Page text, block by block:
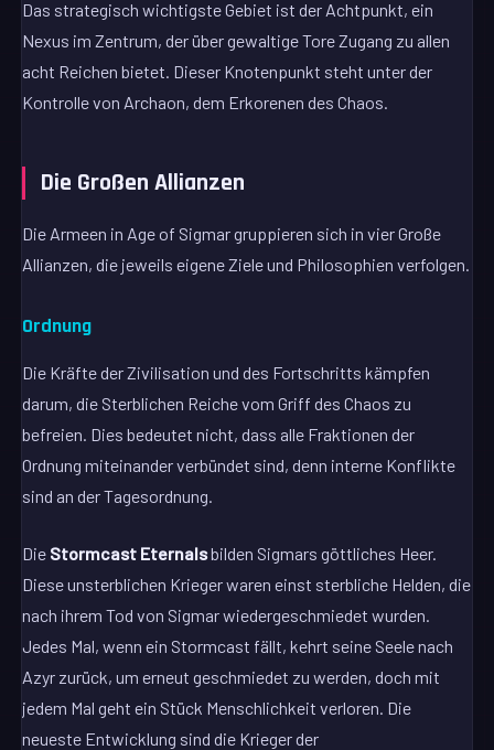
Das strategisch wichtigste Gebiet ist der Achtpunkt, ein
Nexus im Zentrum, der über gewaltige Tore Zugang zu allen
acht Reichen bietet. Dieser Knotenpunkt steht unter der
Kontrolle von Archaon, dem Erkorenen des Chaos.
Die Großen Allianzen
Die Armeen in Age of Sigmar gruppieren sich in vier Große
Allianzen, die jeweils eigene Ziele und Philosophien verfolgen.
Ordnung
Die Kräfte der Zivilisation und des Fortschritts kämpfen
darum, die Sterblichen Reiche vom Griff des Chaos zu
befreien. Dies bedeutet nicht, dass alle Fraktionen der
Ordnung miteinander verbündet sind, denn interne Konflikte
sind an der Tagesordnung.
Die Stormcast Eternalsbilden Sigmars göttliches Heer.
Diese unsterblichen Krieger waren einst sterbliche Helden, die
nach ihrem Tod von Sigmar wiedergeschmiedet wurden.
Jedes Mal, wenn ein Stormcast fällt, kehrt seine Seele nach
Azyr zurück, um erneut geschmiedet zu werden, doch mit
jedem Mal geht ein Stück Menschlichkeit verloren. Die
neueste Entwicklung sind die Krieger der